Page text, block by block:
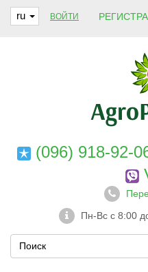
ru ВОЙТИ
О
(096) 918-92-
Пн-Вс с 8:00